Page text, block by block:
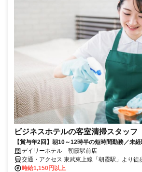
ビジネスホテルの客室清掃スタッフ
【賞与年2回】朝10～12時半の短時間勤務／未経
デイリーホテル 朝霞駅前店
交通・アクセス 東武東上線「朝霞駅」より徒
可
時給1,150円以上